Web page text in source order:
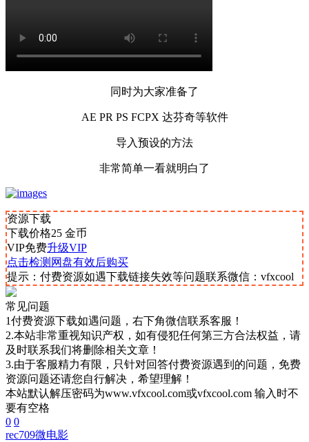
同时为大家准备了
AE PR PS FCPX 达芬奇等软件
导入预设的方法
非常简单一看就明白了
资源下载
下载价格25 金币
VIP免费升级VIP
点击检测网盘有效后购买
提示：付费资源如遇下载链接失效等问题联系微信：vfxcool
常见问题
1付费资源下载如遇问题，右下角微信联系客服！
2.本站非常重视知识产权，如有侵犯任何第三方合法权益，请
及时联系我们将删除相关文章！
3.由于客服精力有限，只针对回答付费资源遇到的问题，免费
资源问题还请您自行解决，希望理解！
本站默认解压密码为www.vfxcool.com或vfxcool.com 输入时不
要有空格
0 0
rec709微电影